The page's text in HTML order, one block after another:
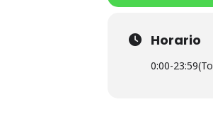
Horario
0:00-23:59